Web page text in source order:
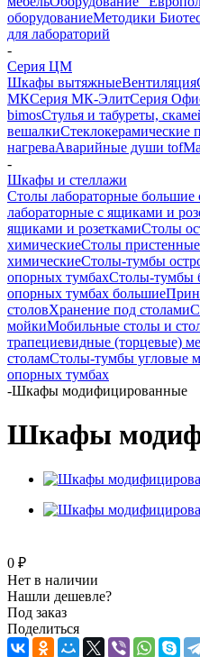
оборудованиеМетодики
для лабораторий
-
Серия ЦМ
Шкафы вытяжныеВентиляция
МКСерия МК-ЭлитСерия
bimosСтулья и табуреты,
вешалкиСтеклокерамические
нагреваАварийные души tof
-
Шкафы и стеллажи
Столы лабораторные большие
лабораторные с ящиками и
ящиками и розеткамиСтолы
химическиеСтолы
химическиеСтолы-тумбы
опорных тумбахСтолы-тумбы
опорных тумбах большие
столовХранение под столами
мойкиМобильные столы и
трапециевидные (торцевые)
столамСтолы-тумбы угловые
опорных тумбах
-Шкафы модифицированные
Шкафы
0 ₽
Нет в наличии
Нашли дешевле?
Под заказ
Поделиться